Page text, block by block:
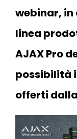
webinar,
linea
AJAX Pro
possibilità
offerti